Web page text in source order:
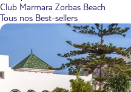
Club Marmara Zorbas Beach
Tous nos Best-sellers